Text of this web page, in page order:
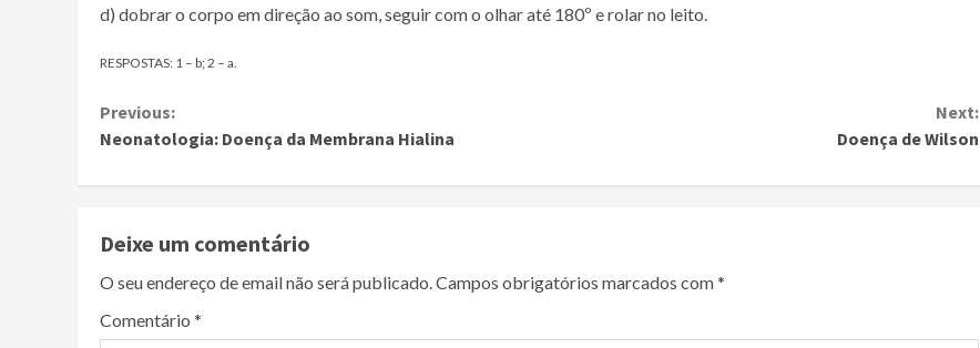
d) dobrar o corpo em direção ao som, seguir com o olhar até 180º e rolar no leito.
RESPOSTAS: 1 – b; 2 – a.
Continue
Reading
Previous:
Neonatologia: Doença da Membrana Hialina
Next:
Doença de Wilson
Deixe um comentário
O seu endereço de email não será publicado.Campos obrigatórios marcados com*
Comentário *